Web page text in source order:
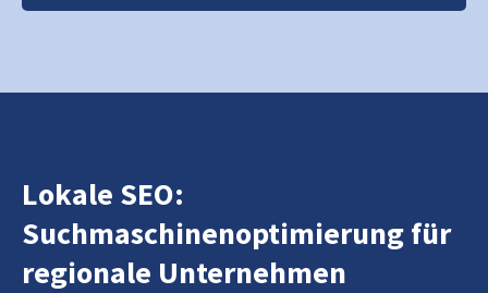
Lokale SEO:
Suchmaschinenoptimierung für
regionale Unternehmen